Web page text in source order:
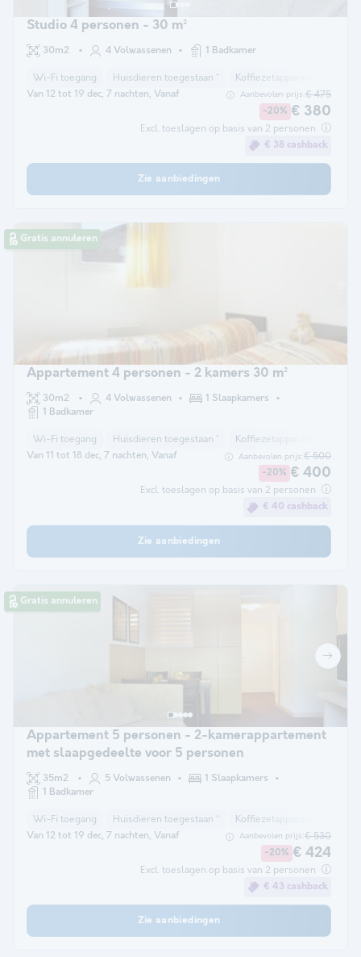
Studio 4 personen - 30 m²
30m2 4 Volwassenen 1 Badkamer
Wi-Fi toegang Huisdieren toegestaan * Koffiezetapparaat
Van 12 tot 19 dec, 7 nachten, Vanaf Aanbevolen prijs:€ 475
-20% € 380
Excl. toeslagen op basis van 2 personen
€ 38 cashback
Zie aanbiedingen
Gratis annuleren
Appartement 4 personen - 2 kamers 30 m²
30m2 4 Volwassenen
1 Slaapkamers
1 Badkamer
Wi-Fi toegang Huisdieren toegestaan * Koffiezetapparaat
Van 11 tot 18 dec, 7 nachten, Vanaf Aanbevolen prijs:€ 500
-20% € 400
Excl. toeslagen op basis van 2 personen
€ 40 cashback
Zie aanbiedingen
Gratis annuleren
Appartement 5 personen - 2-kamerappartement
met slaapgedeelte voor 5 personen
35m2 5 Volwassenen
1 Slaapkamers
1 Badkamer
Wi-Fi toegang Huisdieren toegestaan * Koffiezetapparaat
Van 12 tot 19 dec, 7 nachten, Vanaf Aanbevolen prijs:€ 530
-20% € 424
Excl. toeslagen op basis van 2 personen
€ 43 cashback
Zie aanbiedingen